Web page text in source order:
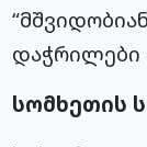
დაჭრილები
სომხეთის